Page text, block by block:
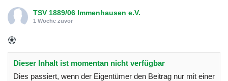
TSV 1889/06 Immenhausen e.V.
1 Woche zuvor
Dieser Inhalt ist momentan nicht verfügbar
Dies passiert, wenn der Eigentümer den Beitrag nur mit einer